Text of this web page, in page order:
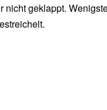
geklappt.